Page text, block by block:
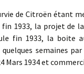
Citroën étant
1933, la projet de
fin 1933, la boite
quelques semaines
Mars 1934 et